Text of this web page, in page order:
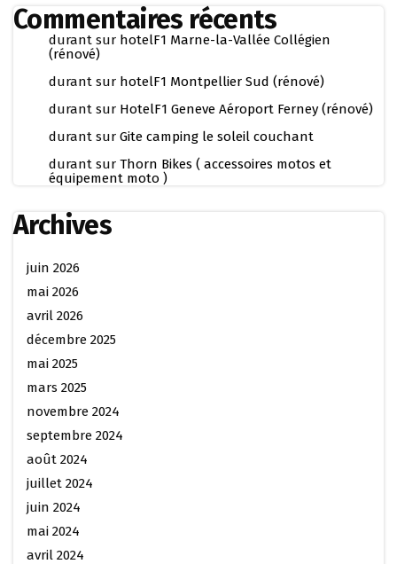
Commentaires récents
durant sur hotelF1 Marne-la-Vallée Collégien
(rénové)
durant sur hotelF1 Montpellier Sud (rénové)
durant sur HotelF1 Geneve Aéroport Ferney (rénové)
durant sur Gite camping le soleil couchant
durant sur Thorn Bikes ( accessoires motos et
équipement moto )
Archives
juin 2026
mai 2026
avril 2026
décembre 2025
mai 2025
mars 2025
novembre 2024
septembre 2024
août 2024
juillet 2024
juin 2024
mai 2024
avril 2024